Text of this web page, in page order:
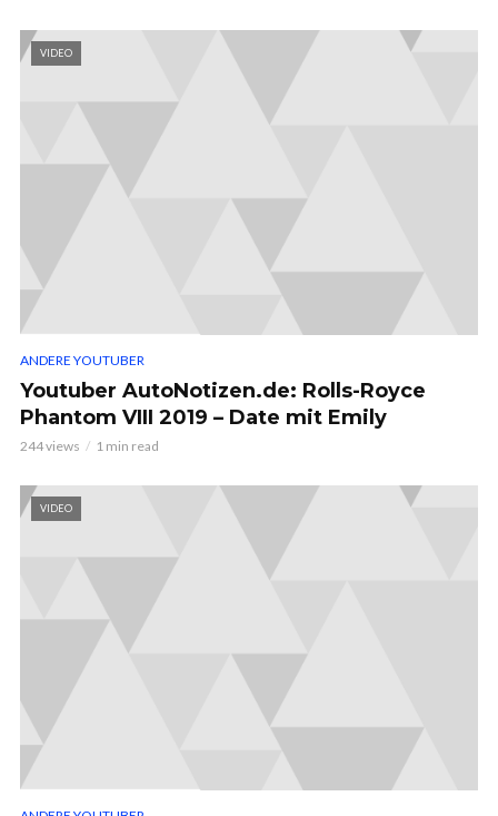
VIDEO
ANDERE YOUTUBER
Youtuber AutoNotizen.de: Rolls-Royce
Phantom VIII 2019 – Date mit Emily
244 views 1 min read
VIDEO